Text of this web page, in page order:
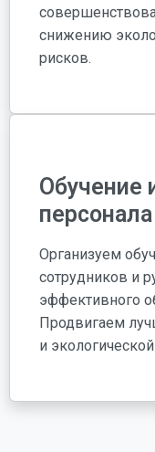
снижению
рисков.
Обучение
персонала
Организуем
сотрудников и
эффективного
Продвигаем
и